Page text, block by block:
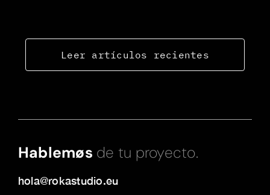
Leer artículos recientes
Hablemøs de tu proyecto.
hola@rokastudio.eu